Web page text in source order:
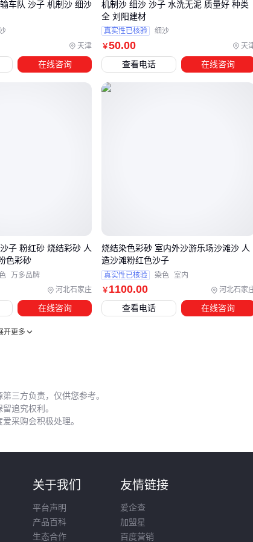
水率波动（影响混凝土配比）
次稳定性（避免频繁调整工艺参数）
论：没有绝对便宜的沙子，只有最适合场景的方案
、运输和处理沙子的隐藏成本
商品混凝土站，砂石搅拌机 的选型更关键：
卧轴式适合高标号混凝土
行星式更适合掺合料多的特种砂浆
功率差异直接影响电费成本
结论：配套设备的投入产出比，要用三年周期计算
容易被忽视的实操细节：
度管理
备振动筛沙机 即时调整
砂石分离机
回收废弃混凝土中的沙子，每吨再生砂可比
新购节省40%成本
精准计量
天津
车队 沙子 机制沙 细沙
在线咨询
￥50.00 天
机制沙 细沙 沙子 水洗无泥 质量好 种类
全 刘阳建材
真实性已核验 细沙
查看电话 在线咨询
河北石家庄
子 粉红砂 烧结彩砂 人
色彩砂
万多品牌
在线咨询
￥ 1100.00 河北石家
烧结染色彩砂 室内外沙游乐场沙滩沙 人
造沙滩粉红色沙子
真实性已核验 染色 室内
查看电话 在线咨询
开更多
三方负责，仅供您参考。
追究权利。
采购会积极处理。
关于我们
平台声明
产品百科
生态合作
友情链接
爱企查
加盟星
百度营销